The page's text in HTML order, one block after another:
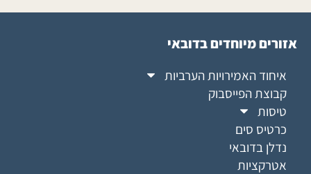
אזורים מיוחדים בדובאי
איחוד האמירויות הערביות
קבוצת הפייסבוק
טיסות
כרטיס סים
נדלן בדובאי
אטרקציות